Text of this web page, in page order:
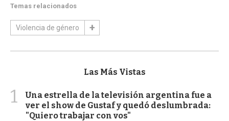
Temas relacionados
Violencia de género
Las Más Vistas
1
Una estrella de la televisión argentina fue a
ver el show de Gustaf y quedó deslumbrada:
"Quiero trabajar con vos"